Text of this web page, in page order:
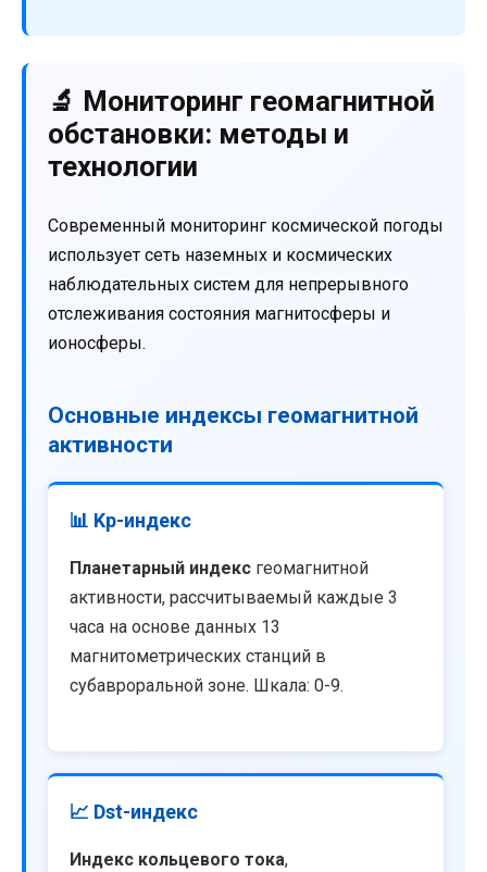
🔬 Мониторинг геомагнитной
обстановки: методы и
технологии
Современный мониторинг космической погоды
использует сеть наземных и космических
наблюдательных систем для непрерывного
отслеживания состояния магнитосферы и
ионосферы.
Основные индексы геомагнитной
активности
📊 Kp-индекс
Планетарный индекс геомагнитной
активности, рассчитываемый каждые 3
часа на основе данных 13
магнитометрических станций в
субавроральной зоне. Шкала: 0-9.
📈 Dst-индекс
Индекс кольцевого тока,